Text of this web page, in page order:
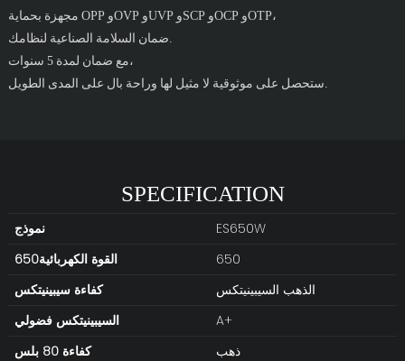
مجهزة بحماية OPP وOVP وUVP وSCP وOCP وOTP،
ضمان السلامة الصناعية لنظامك.
مع ضمان لمدة 5 سنوات،
ستحصل على موثوقية لا مثيل لها وراحة بال على المدى الطويل.
SPECIFICATION
نموذج
ES650W
القوة الكهربائية650
650
كفاءة سيبينيتكس
الذهب السيبينيتكس
السيبينيتكس فضولي
A+
كفاءة 80 بلس
ذهب